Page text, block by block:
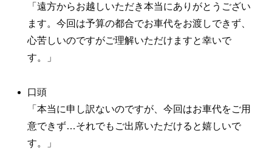
「遠方からお越しいただき本当にありがとうござい
ます。今回は予算の都合でお車代をお渡しできず、
心苦しいのですがご理解いただけますと幸いで
す。」
口頭
「本当に申し訳ないのですが、今回はお車代をご用
意できず…それでもご出席いただけると嬉しいで
す。」